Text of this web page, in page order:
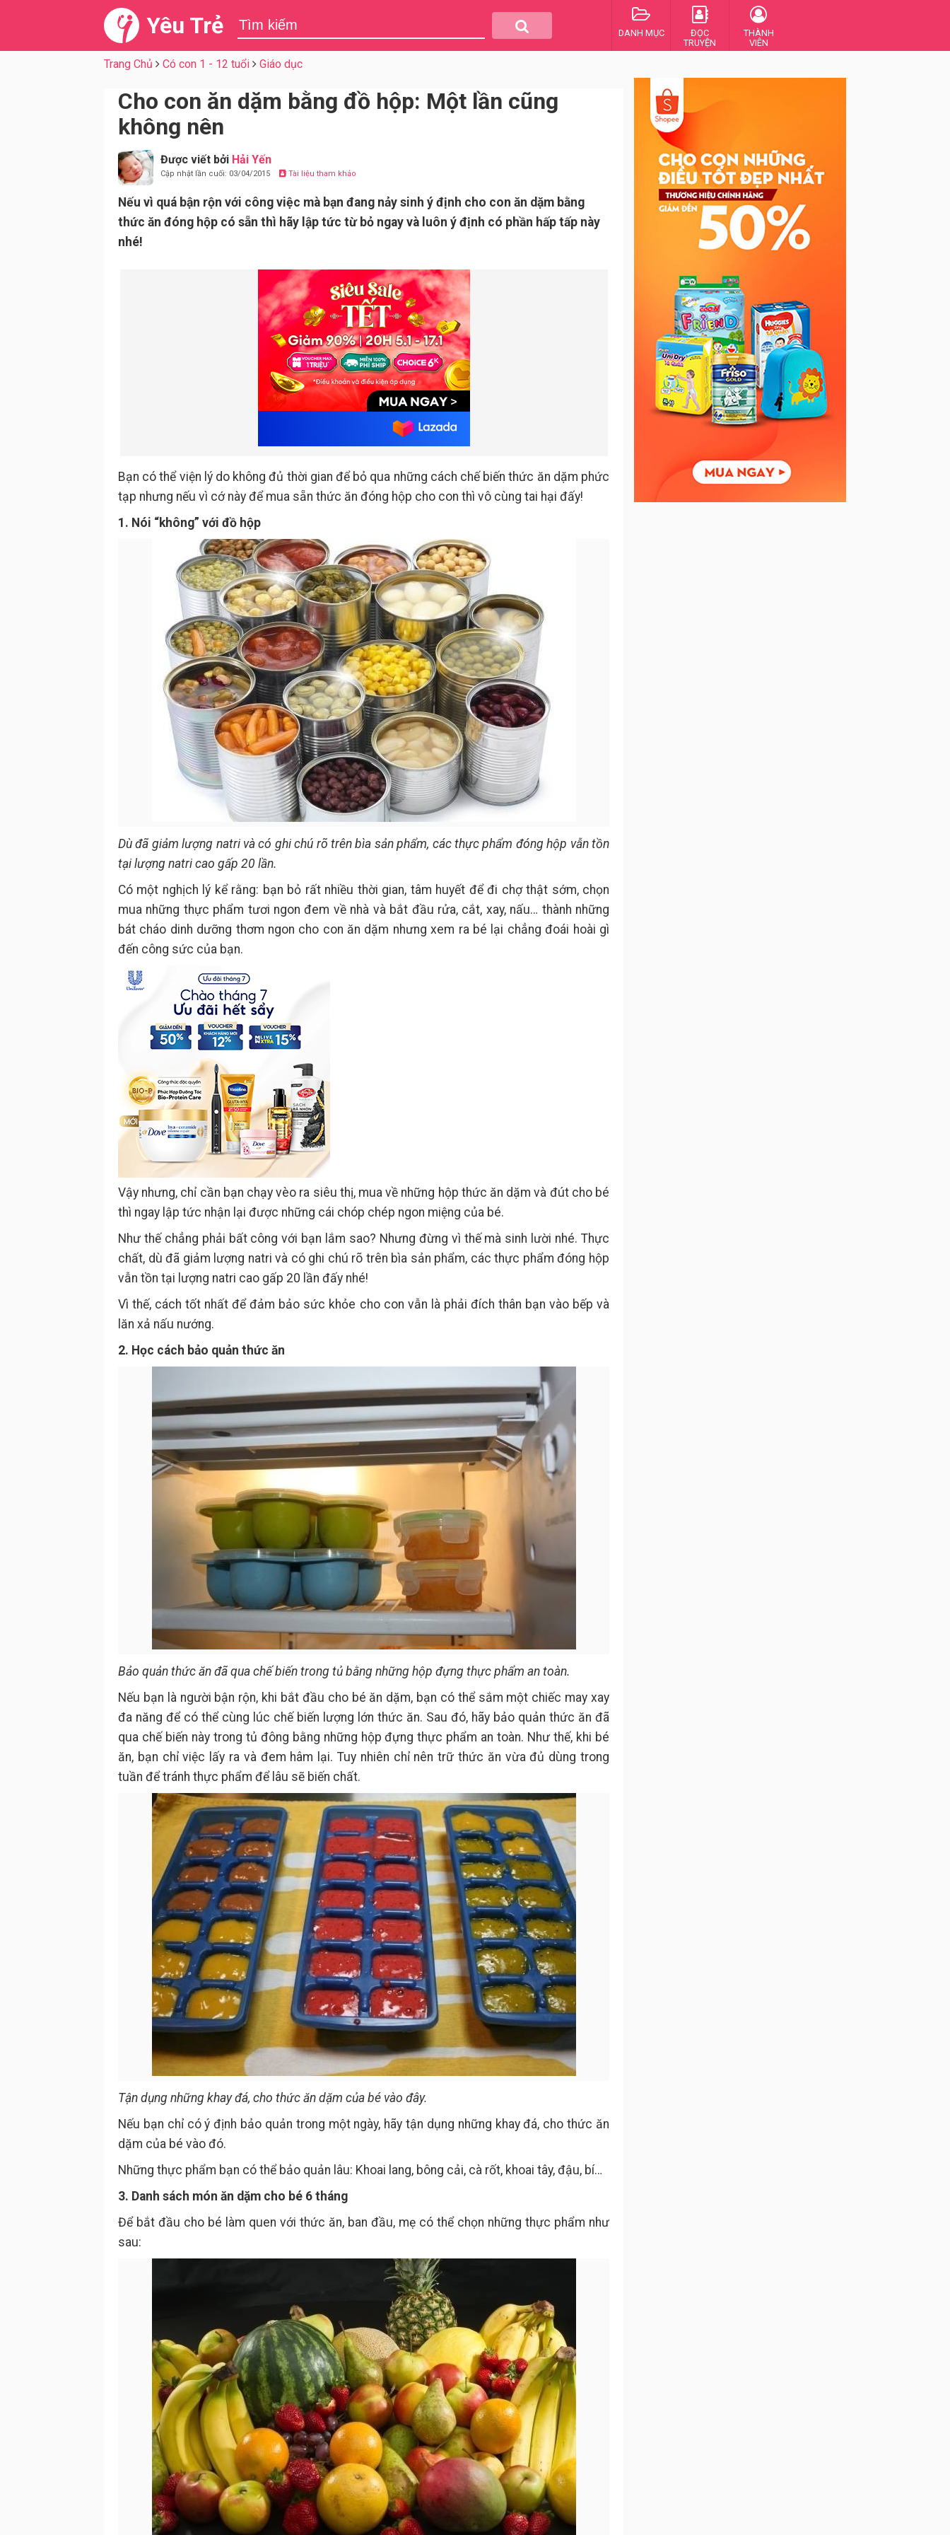
Yêu Trẻ DANH MỤC
ĐỌC
TRUYỆN
THÀNH
VIÊN
Trang Chủ Có con 1 - 12 tuổi Giáo dục
Cho con ăn dặm bằng đồ hộp: Một lần cũng
không nên
Được viết bởi Hải Yến
Cập nhật lần cuối: 03/04/2015 Tài liệu tham khảo
Nếu vì quá bận rộn với công việc mà bạn đang nảy sinh ý định cho con ăn dặm bằng
thức ăn đóng hộp có sẵn thì hãy lập tức từ bỏ ngay và luôn ý định có phần hấp tấp này
nhé!
Bạn có thể viện lý do không đủ thời gian để bỏ qua những cách chế biến thức ăn dặm phức
tạp nhưng nếu vì cớ này để mua sẵn thức ăn đóng hộp cho con thì vô cùng tai hại đấy!
1. Nói “không” với đồ hộp
Dù đã giảm lượng natri và có ghi chú rõ trên bìa sản phẩm, các thực phẩm đóng hộp vẫn tồn
tại lượng natri cao gấp 20 lần.
Có một nghịch lý kể rằng: bạn bỏ rất nhiều thời gian, tâm huyết để đi chợ thật sớm, chọn
mua những thực phẩm tươi ngon đem về nhà và bắt đầu rửa, cắt, xay, nấu… thành những
bát cháo dinh dưỡng thơm ngon cho con ăn dặm nhưng xem ra bé lại chẳng đoái hoài gì
đến công sức của bạn.
Vậy nhưng, chỉ cần bạn chạy vèo ra siêu thị, mua về những hộp thức ăn dặm và đút cho bé
thì ngay lập tức nhận lại được những cái chóp chép ngon miệng của bé.
Như thế chẳng phải bất công với bạn lắm sao? Nhưng đừng vì thế mà sinh lười nhé. Thực
chất, dù đã giảm lượng natri và có ghi chú rõ trên bìa sản phẩm, các thực phẩm đóng hộp
vẫn tồn tại lượng natri cao gấp 20 lần đấy nhé!
Vì thế, cách tốt nhất để đảm bảo sức khỏe cho con vẫn là phải đích thân bạn vào bếp và
lăn xả nấu nướng.
2. Học cách bảo quản thức ăn
Bảo quản thức ăn đã qua chế biến trong tủ bằng những hộp đựng thực phẩm an toàn.
Nếu bạn là người bận rộn, khi bắt đầu cho bé ăn dặm, bạn có thể sắm một chiếc may xay
đa năng để có thể cùng lúc chế biến lượng lớn thức ăn. Sau đó, hãy bảo quản thức ăn đã
qua chế biến này trong tủ đông bằng những hộp đựng thực phẩm an toàn. Như thế, khi bé
ăn, bạn chỉ việc lấy ra và đem hâm lại. Tuy nhiên chỉ nên trữ thức ăn vừa đủ dùng trong
tuần để tránh thực phẩm để lâu sẽ biến chất.
Tận dụng những khay đá, cho thức ăn dặm của bé vào đây.
Nếu bạn chỉ có ý định bảo quản trong một ngày, hãy tận dụng những khay đá, cho thức ăn
dặm của bé vào đó.
Những thực phẩm bạn có thể bảo quản lâu: Khoai lang, bông cải, cà rốt, khoai tây, đậu, bí…
3. Danh sách món ăn dặm cho bé 6 tháng
Để bắt đầu cho bé làm quen với thức ăn, ban đầu, mẹ có thể chọn những thực phẩm như
sau: